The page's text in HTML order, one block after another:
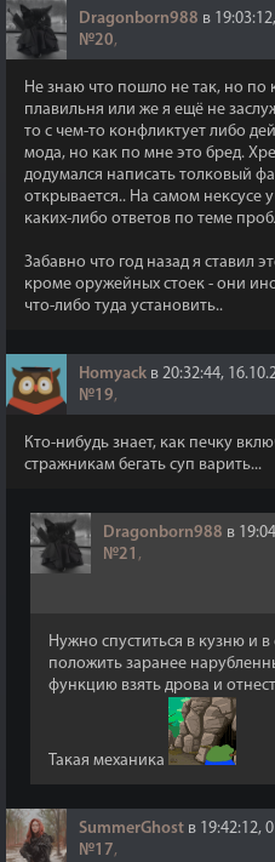
Dragonborn988 в
№20,
Не знаю что пошло не так, но по
плавильня или же я ещё не
то с чем-то конфликтует либо
мода, но как по мне это бред.
додумался написать толковый
открывается.. На самом нексусе
каких-либо ответов по теме
Забавно что год назад я ставил
кроме оружейных стоек - они
что-либо туда установить..
Homyack в 20:32:44,
№19,
Кто-нибудь знает, как печку
стражникам бегать суп варить...
Dragonborn988 в
№21 ,
Нужно спуститься в кузню и
положить заранее
функцию взять дрова и
Такая механика
SummerGhost в 19:42:12,
№17,